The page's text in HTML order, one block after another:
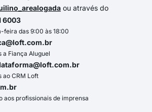
ou através do
6003
das 9:00 às 18:00
a Fiança Aluguel
ao CRM Loft
aos profissionais de imprensa